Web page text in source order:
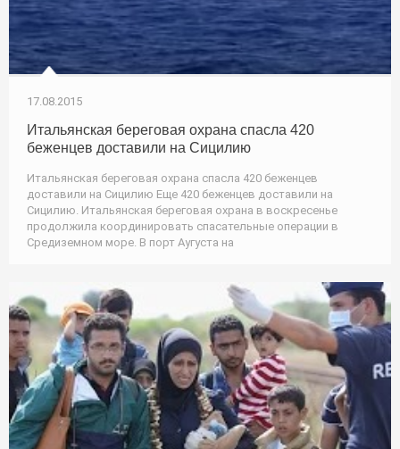
17.08.2015
Итальянская береговая охрана спасла 420
беженцев доставили на Сицилию
Итальянская береговая охрана спасла 420 беженцев
доставили на Сицилию Еще 420 беженцев доставили на
Сицилию. Итальянская береговая охрана в воскресенье
продолжила координировать спасательные операции в
Средиземном море. В порт Аугуста на